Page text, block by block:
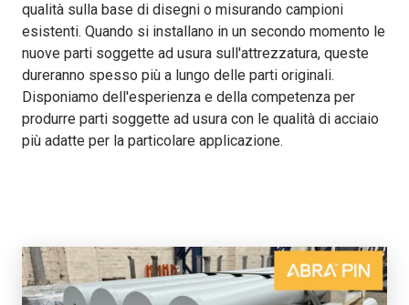
qualità sulla base di disegni o misurando campioni
esistenti. Quando si installano in un secondo momento le
nuove parti soggette ad usura sull'attrezzatura, queste
dureranno spesso più a lungo delle parti originali.
Disponiamo dell'esperienza e della competenza per
produrre parti soggette ad usura con le qualità di acciaio
più adatte per la particolare applicazione.